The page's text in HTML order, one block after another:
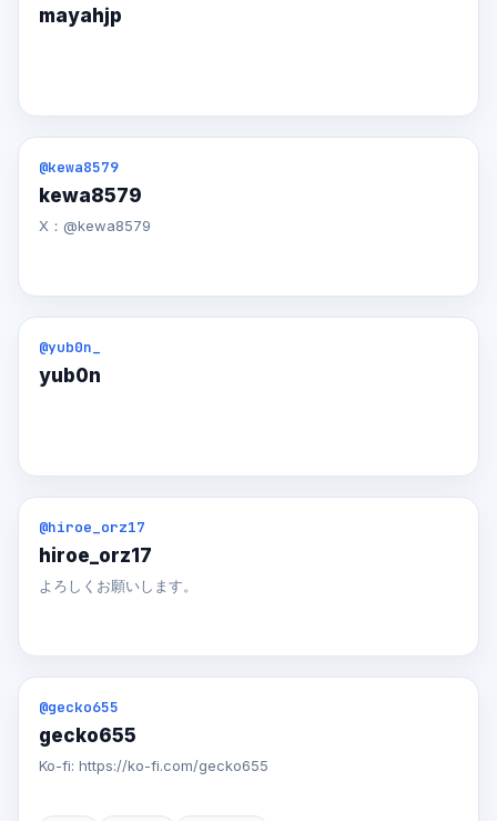
mayahjp
@kewa8579
kewa8579
X：@kewa8579
@yub0n_
yub0n
@hiroe_orz17
hiroe_orz17
よろしくお願いします。
@gecko655
gecko655
Ko-fi: https://ko-fi.com/gecko655